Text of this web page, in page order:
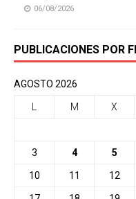
06/08/2026
PUBLICACIONES POR
AGOSTO 2026
L M X
3 4 5
10 11 12